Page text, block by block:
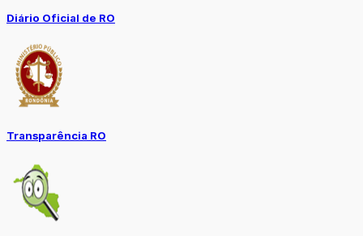
Diário Oficial de RO
Transparência RO